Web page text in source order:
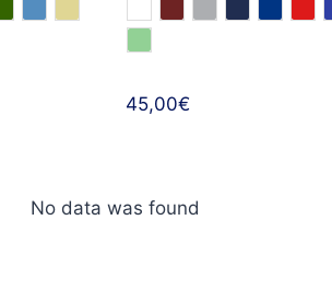
45,00€
No data was found